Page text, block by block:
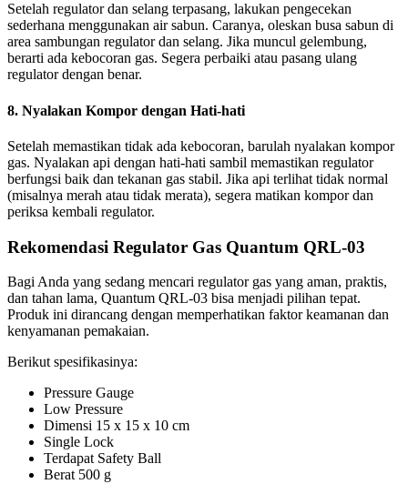
Setelah regulator dan selang terpasang, lakukan pengecekan
sederhana menggunakan air sabun. Caranya, oleskan busa sabun di
area sambungan regulator dan selang. Jika muncul gelembung,
berarti ada kebocoran gas. Segera perbaiki atau pasang ulang
regulator dengan benar.
8. Nyalakan Kompor dengan Hati-hati
Setelah memastikan tidak ada kebocoran, barulah nyalakan kompor
gas. Nyalakan api dengan hati-hati sambil memastikan regulator
berfungsi baik dan tekanan gas stabil. Jika api terlihat tidak normal
(misalnya merah atau tidak merata), segera matikan kompor dan
periksa kembali regulator.
Rekomendasi Regulator Gas Quantum QRL-03
Bagi Anda yang sedang mencari regulator gas yang aman, praktis,
dan tahan lama, Quantum QRL-03 bisa menjadi pilihan tepat.
Produk ini dirancang dengan memperhatikan faktor keamanan dan
kenyamanan pemakaian.
Berikut spesifikasinya:
Pressure Gauge
Low Pressure
Dimensi 15 x 15 x 10 cm
Single Lock
Terdapat Safety Ball
Berat 500 g